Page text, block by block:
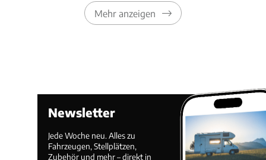
Mehr anzeigen
Newsletter
Jede Woche neu. Alles zu
Fahrzeugen, Stellplätzen,
Zubehör und mehr – direkt in